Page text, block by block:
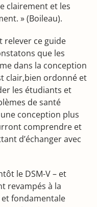
clairement et les
» (Boileau).
relever ce guide
que les
dans la conception
clair,bien ordonné et
les étudiants et
de santé
conception plus
comprendre et
d’échanger avec
le DSM-V – et
revampés à la
fondamentale